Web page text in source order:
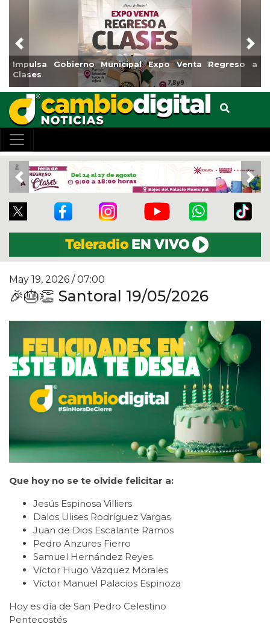
Impulsa Gobierno Municipal Expo Venta Regreso a
Clases
Previous
Previous
May 19, 2026 / 07:00
🎉🎂👏 Santoral 19/05/2026
Que hoy no se te olvide felicitar a:
Jesús Espinosa Villiers
Dalos Ulises Rodríguez Vargas
Juan de Dios Escalante Ramos
Pedro Anzures Fierro
Samuel Hernández Reyes
Víctor Hugo Vázquez Morales
Víctor Manuel Palacios Espinoza
Hoy es día de San Pedro Celestino
Pentecostés